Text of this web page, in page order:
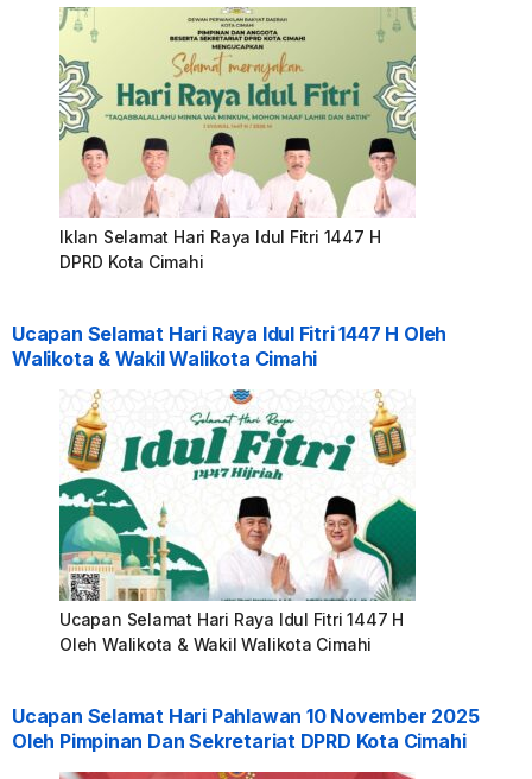
Iklan Selamat Hari Raya Idul Fitri 1447 H
DPRD Kota Cimahi
Ucapan Selamat Hari Raya Idul Fitri 1447 H Oleh
Walikota & Wakil Walikota Cimahi
Ucapan Selamat Hari Raya Idul Fitri 1447 H
Oleh Walikota & Wakil Walikota Cimahi
Ucapan Selamat Hari Pahlawan 10 November 2025
Oleh Pimpinan Dan Sekretariat DPRD Kota Cimahi